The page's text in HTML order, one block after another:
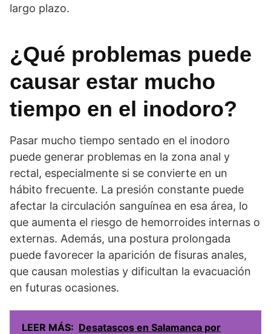
largo plazo.
¿Qué problemas puede
causar estar mucho
tiempo en el inodoro?
Pasar mucho tiempo sentado en el inodoro
puede generar problemas en la zona anal y
rectal, especialmente si se convierte en un
hábito frecuente. La presión constante puede
afectar la circulación sanguínea en esa área, lo
que aumenta el riesgo de hemorroides internas o
externas. Además, una postura prolongada
puede favorecer la aparición de fisuras anales,
que causan molestias y dificultan la evacuación
en futuras ocasiones.
LEER MÁS: Desatascos en Salamanca por